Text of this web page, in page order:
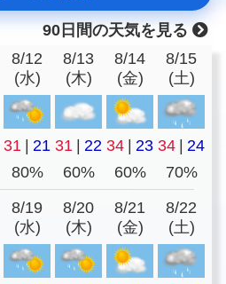
90日間の天気を見る
8/12
(水)
8/13
(木)
8/14
(金)
8/15
(土)
31 | 21 31 | 22 34 | 23 34 | 24
80% 60% 60% 70%
8/19
(水)
8/20
(木)
8/21
(金)
8/22
(土)